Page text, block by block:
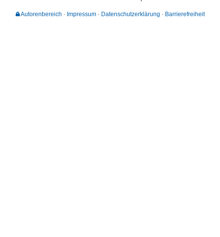
Autorenbereich Impressum Datenschutzerklärung Barrierefreiheit